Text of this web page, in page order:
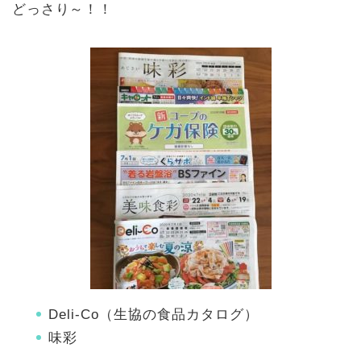
どっさり～！！
Deli-Co（生協の食品カタログ）
味彩